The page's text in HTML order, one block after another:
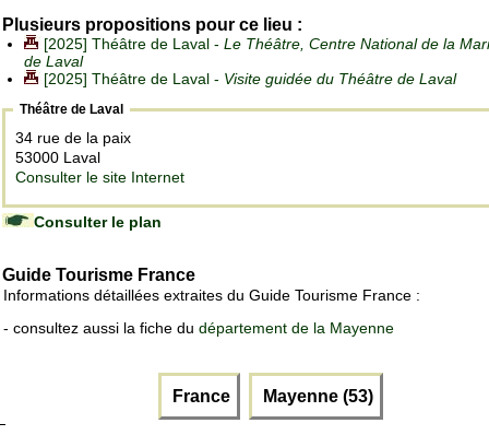
Plusieurs propositions pour ce lieu :
[2025] Théâtre de Laval - Le Théâtre, Centre National de la
de Laval
[2025] Théâtre de Laval - Visite guidée du Théâtre de Laval
Théâtre de Laval
34 rue de la paix
53000 Laval
Consulter le site Internet
Consulter le plan
Guide Tourisme France
Informations détaillées extraites du Guide Tourisme France :
- consultez aussi la fiche du département de la Mayenne
France Mayenne (53)